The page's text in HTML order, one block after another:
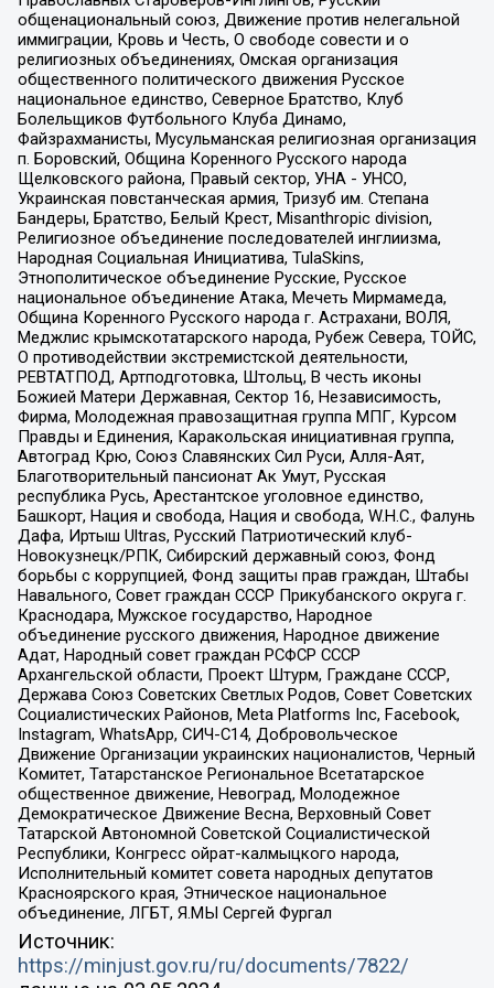
общенациональный союз, Движение против нелегальной
иммиграции, Кровь и Честь, О свободе совести и о
религиозных объединениях, Омская организация
общественного политического движения Русское
национальное единство, Северное Братство, Клуб
Болельщиков Футбольного Клуба Динамо,
Файзрахманисты, Мусульманская религиозная организация
п. Боровский, Община Коренного Русского народа
Щелковского района, Правый сектор, УНА - УНСО,
Украинская повстанческая армия, Тризуб им. Степана
Бандеры, Братство, Белый Крест, Misanthropic division,
Религиозное объединение последователей инглиизма,
Народная Социальная Инициатива, TulaSkins,
Этнополитическое объединение Русские, Русское
национальное объединение Атака, Мечеть Мирмамеда,
Община Коренного Русского народа г. Астрахани, ВОЛЯ,
Меджлис крымскотатарского народа, Рубеж Севера, ТОЙС,
О противодействии экстремистской деятельности,
РЕВТАТПОД, Артподготовка, Штольц, В честь иконы
Божией Матери Державная, Сектор 16, Независимость,
Фирма, Молодежная правозащитная группа МПГ, Курсом
Правды и Единения, Каракольская инициативная группа,
Автоград Крю, Союз Славянских Сил Руси, Алля-Аят,
Благотворительный пансионат Ак Умут, Русская
республика Русь, Арестантское уголовное единство,
Башкорт, Нация и свобода, Нация и свобода, W.H.С., Фалунь
Дафа, Иртыш Ultras, Русский Патриотический клуб-
Новокузнецк/РПК, Сибирский державный союз, Фонд
борьбы с коррупцией, Фонд защиты прав граждан, Штабы
Навального, Совет граждан СССР Прикубанского округа г.
Краснодара, Мужское государство, Народное
объединение русского движения, Народное движение
Адат, Народный совет граждан РСФСР СССР
Архангельской области, Проект Штурм, Граждане СССР,
Держава Союз Советских Светлых Родов, Совет Советских
Социалистических Районов, Meta Platforms Inc, Facebook,
Instagram, WhatsApp, СИЧ-С14, Добровольческое
Движение Организации украинских националистов, Черный
Комитет, Татарстанское Региональное Всетатарское
общественное движение, Невоград, Молодежное
Демократическое Движение Весна, Верховный Совет
Татарской Автономной Советской Социалистической
Республики, Конгресс ойрат-калмыцкого народа,
Исполнительный комитет совета народных депутатов
Красноярского края, Этническое национальное
объединение, ЛГБТ, Я.МЫ Сергей Фургал
Источник:
https://minjust.gov.ru/ru/documents/7822/